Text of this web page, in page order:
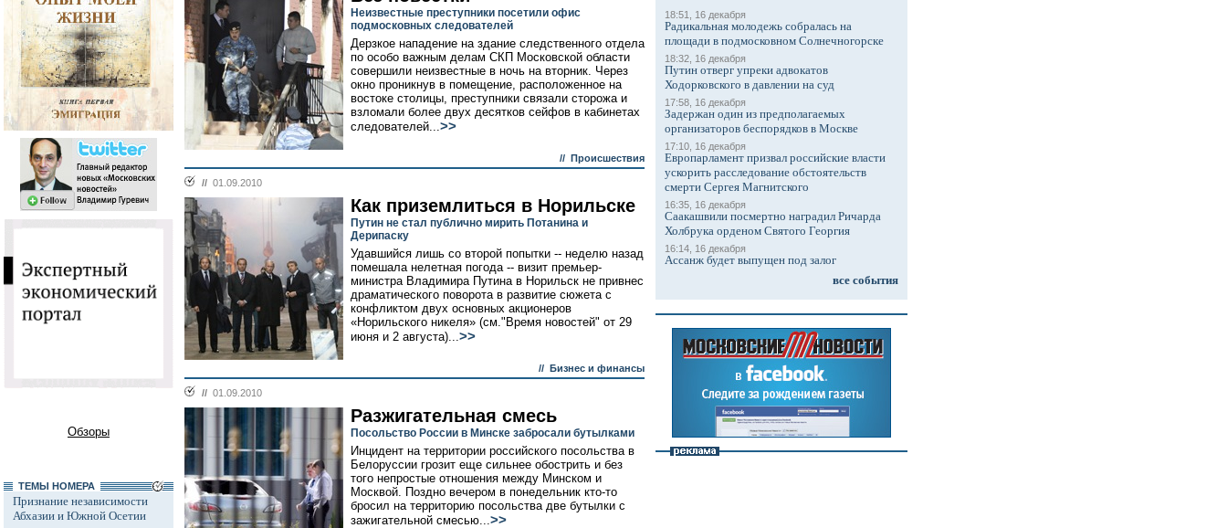
Обзоры
ТЕМЫ НОМЕРА
Признание независимости
Абхазии и Южной Осетии
Неизвестные преступники посетили офис
подмосковных следователей
Дерзкое нападение на здание следственного отдела
по особо важным делам СКП Московской области
совершили неизвестные в ночь на вторник. Через
окно проникнув в помещение, расположенное на
востоке столицы, преступники связали сторожа и
взломали более двух десятков сейфов в кабинетах
следователей...>>
// Происшествия
// 01.09.2010
Как приземлиться в Норильске
Путин не стал публично мирить Потанина и
Дерипаску
Удавшийся лишь со второй попытки -- неделю назад
помешала нелетная погода -- визит премьер-
министра Владимира Путина в Норильск не привнес
драматического поворота в развитие сюжета с
конфликтом двух основных акционеров
«Норильского никеля» (см."Время новостей" от 29
июня и 2 августа)...>>
// Бизнес и финансы
// 01.09.2010
Разжигательная смесь
Посольство России в Минске забросали бутылками
Инцидент на территории российского посольства в
Белоруссии грозит еще сильнее обострить и без
того непростые отношения между Минском и
Москвой. Поздно вечером в понедельник кто-то
бросил на территорию посольства две бутылки с
зажигательной смесью...>>
18:51, 16 декабря
Радикальная молодежь собралась на
площади в подмосковном Солнечногорске
18:32, 16 декабря
Путин отверг упреки адвокатов
Ходорковского в давлении на суд
17:58, 16 декабря
Задержан один из предполагаемых
организаторов беспорядков в Москве
17:10, 16 декабря
Европарламент призвал российские власти
ускорить расследование обстоятельств
смерти Сергея Магнитского
16:35, 16 декабря
Саакашвили посмертно наградил Ричарда
Холбрука орденом Святого Георгия
16:14, 16 декабря
Ассанж будет выпущен под залог
все события